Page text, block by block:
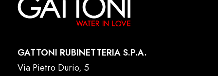
GATTONI RUBINETTERIA S.P.A.
Via Pietro Durio, 5